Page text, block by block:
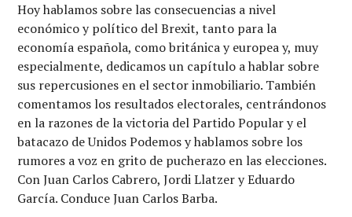
Hoy hablamos sobre las consecuencias a nivel
económico y político del Brexit, tanto para la
economía española, como británica y europea y, muy
especialmente, dedicamos un capítulo a hablar sobre
sus repercusiones en el sector inmobiliario. También
comentamos los resultados electorales, centrándonos
en la razones de la victoria del Partido Popular y el
batacazo de Unidos Podemos y hablamos sobre los
rumores a voz en grito de pucherazo en las elecciones.
Con Juan Carlos Cabrero, Jordi Llatzer y Eduardo
García. Conduce Juan Carlos Barba.